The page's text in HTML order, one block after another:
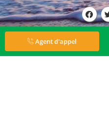
Agent d'appel